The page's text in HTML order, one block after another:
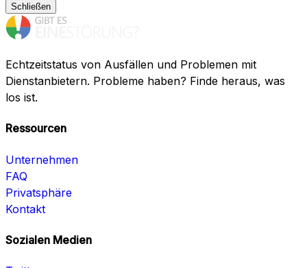
Schließen
Echtzeitstatus von Ausfällen und Problemen mit
Dienstanbietern. Probleme haben? Finde heraus, was
los ist.
Ressourcen
Unternehmen
FAQ
Privatsphäre
Kontakt
Sozialen Medien